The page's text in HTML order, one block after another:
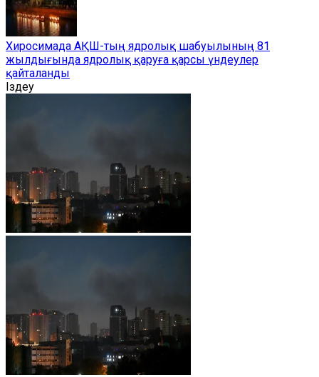
Хиросимада АҚШ-тың ядролық шабуылының 81
жылдығында ядролық қаруға қарсы үндеулер
қайталанды
Іздеу